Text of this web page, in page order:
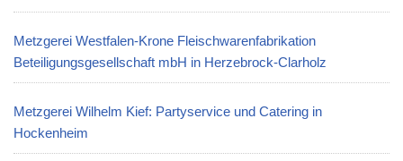
Metzgerei Westfalen-Krone Fleischwarenfabrikation
Beteiligungsgesellschaft mbH in Herzebrock-Clarholz
Metzgerei Wilhelm Kief: Partyservice und Catering in
Hockenheim